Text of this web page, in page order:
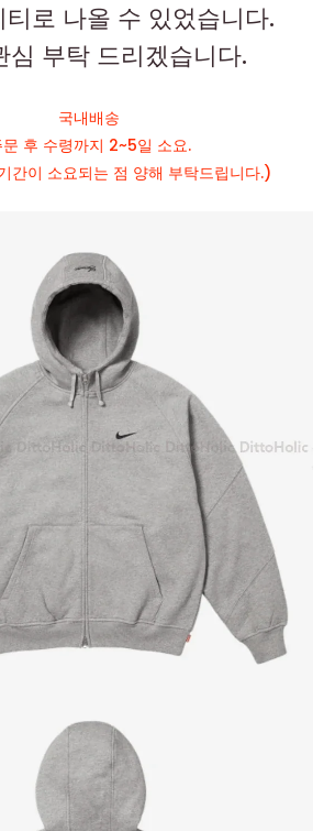
로 나올 수 있었습니다.
심 부탁 드리겠습니다.
국내배송
문 후 수령까지 2~5일 소요.
간이 소요되는 점 양해 부탁드립니다.)